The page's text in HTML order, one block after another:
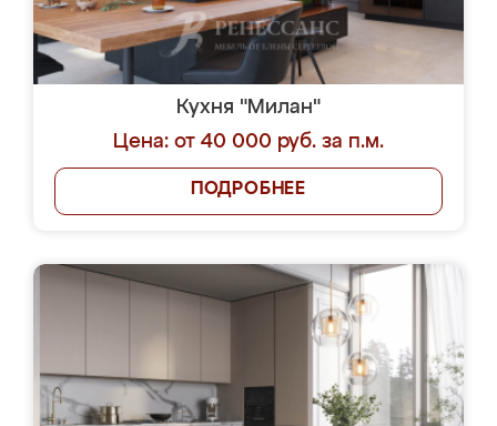
Кухня "Милан"
Цена: от 40 000 руб. за п.м.
ПОДРОБНЕЕ